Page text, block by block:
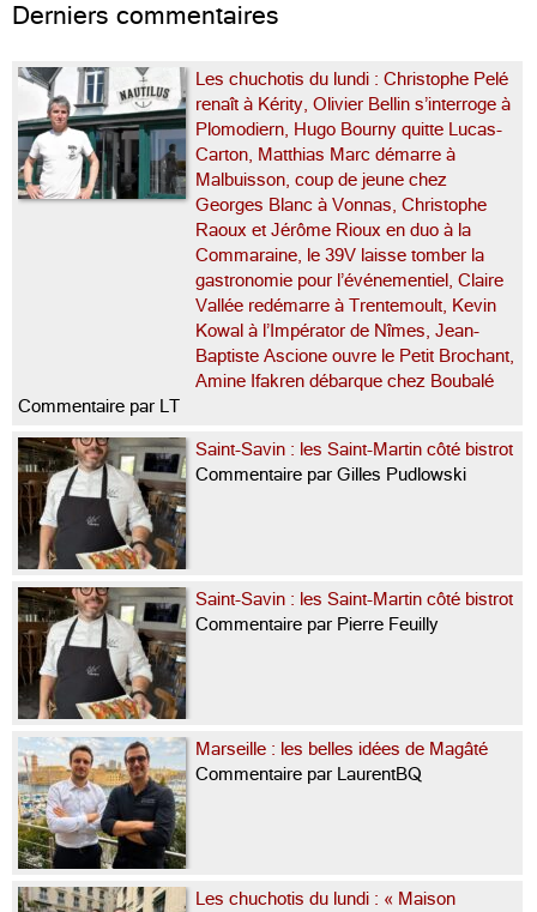
Derniers commentaires
Les chuchotis du lundi : Christophe Pelé
renaît à Kérity, Olivier Bellin s’interroge à
Plomodiern, Hugo Bourny quitte Lucas-
Carton, Matthias Marc démarre à
Malbuisson, coup de jeune chez
Georges Blanc à Vonnas, Christophe
Raoux et Jérôme Rioux en duo à la
Commaraine, le 39V laisse tomber la
gastronomie pour l’événementiel, Claire
Vallée redémarre à Trentemoult, Kevin
Kowal à l’Impérator de Nîmes, Jean-
Baptiste Ascione ouvre le Petit Brochant,
Amine Ifakren débarque chez Boubalé
Commentaire par LT
Saint-Savin : les Saint-Martin côté bistrot
Commentaire par Gilles Pudlowski
Saint-Savin : les Saint-Martin côté bistrot
Commentaire par Pierre Feuilly
Marseille : les belles idées de Magâté
Commentaire par LaurentBQ
Les chuchotis du lundi : « Maison